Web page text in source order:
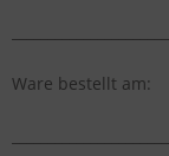
Ware bestellt am: